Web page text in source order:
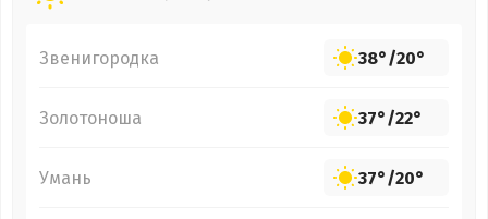
Звенигородка 38°/20°
Золотоноша 37°/22°
Умань 37°/20°